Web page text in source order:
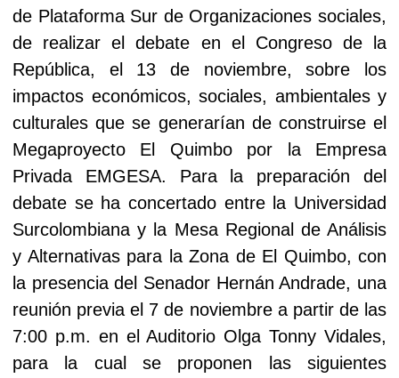
de Plataforma Sur de Organizaciones sociales,
de realizar el debate en el Congreso de la
República, el 13 de noviembre, sobre los
impactos económicos, sociales, ambientales y
culturales que se generarían de construirse el
Megaproyecto El Quimbo por la Empresa
Privada EMGESA. Para la preparación del
debate se ha concertado entre la Universidad
Surcolombiana y la Mesa Regional de Análisis
y Alternativas para la Zona de El Quimbo, con
la presencia del Senador Hernán Andrade, una
reunión previa el 7 de noviembre a partir de las
7:00 p.m. en el Auditorio Olga Tonny Vidales,
para la cual se proponen las siguientes